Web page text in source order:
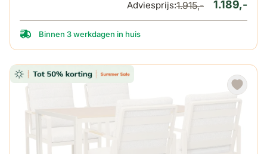
1.189,-
Adviesprijs:1.915,-
Binnen 3 werkdagen in huis